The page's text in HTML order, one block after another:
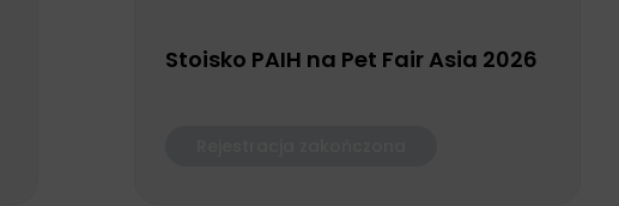
Stoisko PAIH na Pet Fair Asia 2026